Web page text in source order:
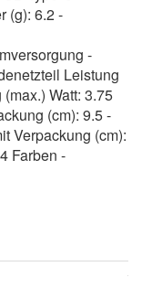
(g): 6.2 -
-
Leistung
Watt: 3.75
(cm): 9.5 -
Verpackung (cm):
Farben -